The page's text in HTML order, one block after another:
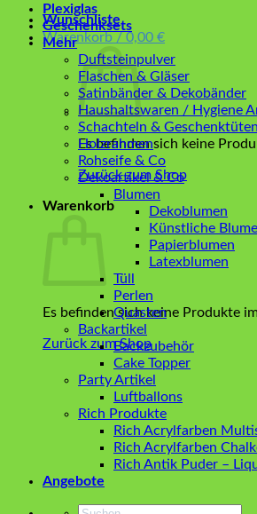
Wunschliste
Warenkorb / 0,00 €
Es befinden sich keine
Zurück zum Shop
Warenkorb
Es befinden sich keine Produkte
Zurück zum Shop
Plexiglas
Geschenksets
Mehr
Duftsteinpulver
Flaschen & Gläser
Satinbänder & Dekobänder
Haushaltswaren / Hygiene
Schachteln & Geschenktüten
Holzrahmen
Rohseife & Co
Dekoartikel & Co
Blumen
Dekoblumen
Künstliche
Papierblumen
Latexblumen
Tüll
Perlen
Quasten
Backartikel
Backzubehör
Cake Topper
Party Artikel
Luftballons
Rich Produkte
Rich Acrylfarben
Rich Acrylfarben
Rich Antik Puder –
Angebote